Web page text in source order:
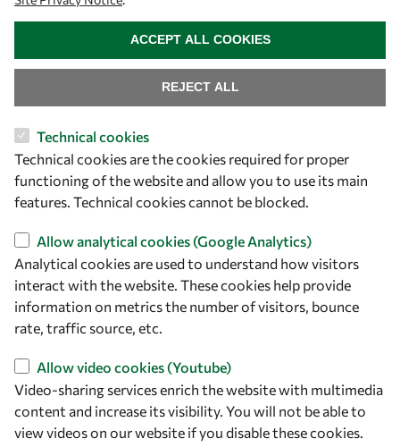
Master OWSD WISDOM
Awards
Events
Our Results
Overview
Community
Mobility
Capacity
Visibility
Technical cookies
Technical cookies are the cookies required for proper
functioning of the website and allow you to use its main
features. Technical cookies cannot be blocked.
Allow analytical cookies (Google Analytics)
Analytical cookies are used to understand how visitors
interact with the website. These cookies help provide
information on metrics the number of visitors, bounce
rate, traffic source, etc.
Allow video cookies (Youtube)
Video-sharing services enrich the website with multimedia
content and increase its visibility. You will not be able to
view videos on our website if you disable these cookies.
REJECT ALL
ACCEPT ALL COOKIES
WITHDRAW CONSENT